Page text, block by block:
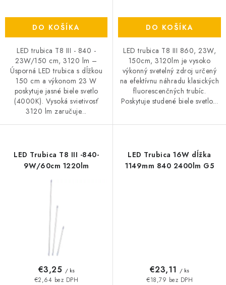
B2B SEKCIA
Obchodné podmienky
Ochrana osobných údajov
Reklamačný poriadok
Kontakt
DO KOŠÍKA
LED trubica T8 III - 840 -
23W/150 cm, 3120 lm –
Úsporná LED trubica s dĺžkou
150 cm a výkonom 23 W
poskytuje jasné biele svetlo
(4000K). Vysoká svietivosť
3120 lm zaručuje...
DO KOŠÍKA
LED trubica T8 III 860, 23W,
150cm, 3120lm je vysoko
výkonný svetelný zdroj určený
na efektívnu náhradu klasických
fluorescenčných trubíc.
Poskytuje studené biele svetlo...
LED Trubica T8 III -840-
9W/60cm 1220lm
€2,64 bez DPH
€3,25 / ks
LED Trubica 16W dĺžka
1149mm 840 2400lm G5
€18,79 bez DPH
€23,11 / ks